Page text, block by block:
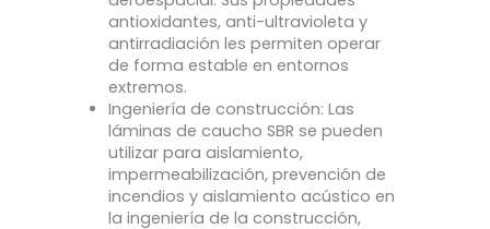
antioxidantes, anti-ultravioleta y
antirradiación les permiten operar
de forma estable en entornos
extremos.
Ingeniería de construcción: Las
láminas de caucho SBR se pueden
utilizar para aislamiento,
impermeabilización, prevención de
incendios y aislamiento acústico en
la ingeniería de la construcción,